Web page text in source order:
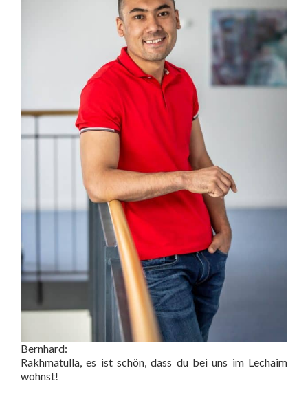
Bernhard:
Rakhmatulla, es ist schön, dass du bei uns im Lechaim
wohnst!